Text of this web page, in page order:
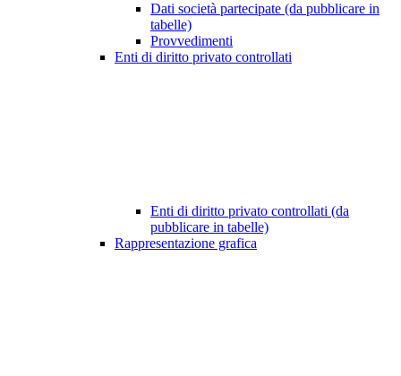
Dati società partecipate (da pubblicare in
tabelle)
Provvedimenti
Enti di diritto privato controllati
Enti di diritto privato controllati (da
pubblicare in tabelle)
Rappresentazione grafica